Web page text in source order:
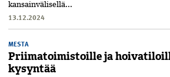
kansainvälisellä...
13.12.2024
MESTA
Priimatoimistoille ja
kysyntää